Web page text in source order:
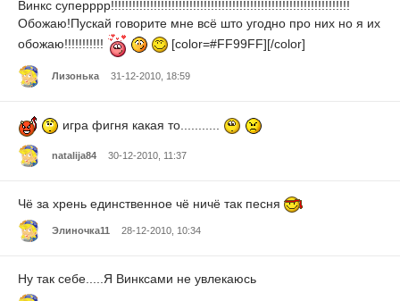
Винкс суперррр!!!!!!!!!!!!!!!!!!!!!!!!!!!!!!!!!!!!!!!!!!!!!!!!!!!!!!!!!!!!!!!!!!!
Обожаю!Пускай говорите мне всё што угодно про них но я их
обожаю!!!!!!!!!!!
[color=#FF99FF][/color]
Лизонька 31-12-2010, 18:59
игра фигня какая то...........
natalija84 30-12-2010, 11:37
Чё за хрень единственное чё ничё так песня
Элиночка11 28-12-2010, 10:34
Ну так себе.....Я Винксами не увлекаюсь